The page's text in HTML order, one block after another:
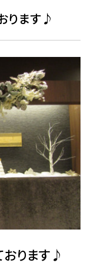
ります♪
おります♪